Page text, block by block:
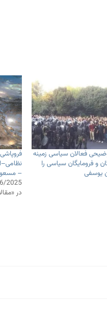
فعالان سیاسی زمینه
و فرومایگان سیاسی را
یوسفی
–
2025
در